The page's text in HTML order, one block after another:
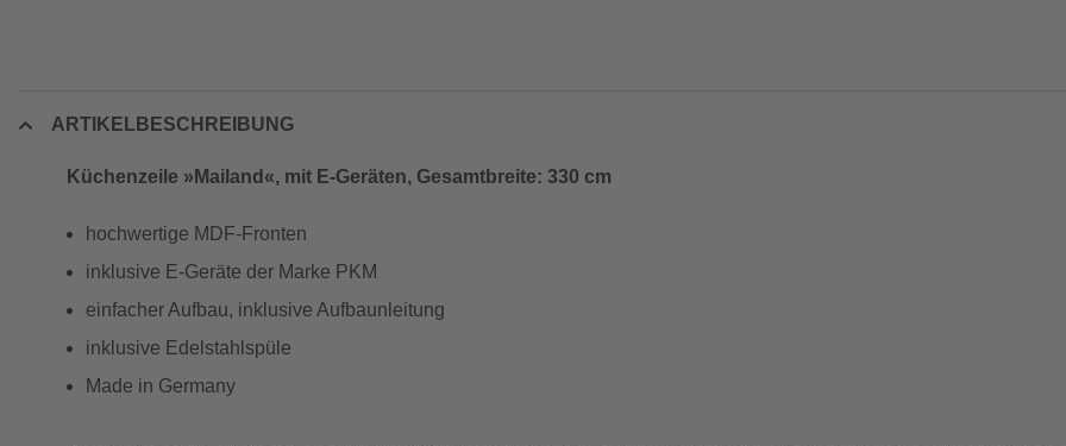
ARTIKELBESCHREIBUNG
Küchenzeile »Mailand«, mit E-Geräten, Gesamtbreite: 330 cm
hochwertige MDF-Fronten
inklusive E-Geräte der Marke PKM
einfacher Aufbau, inklusive Aufbaunleitung
inklusive Edelstahlspüle
Made in Germany